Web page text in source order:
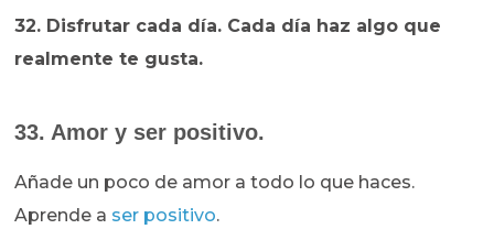
32. Disfrutar cada día. Cada día haz algo que
realmente te gusta.
33. Amor y ser positivo.
Añade un poco de amor a todo lo que haces.
Aprende a ser positivo.